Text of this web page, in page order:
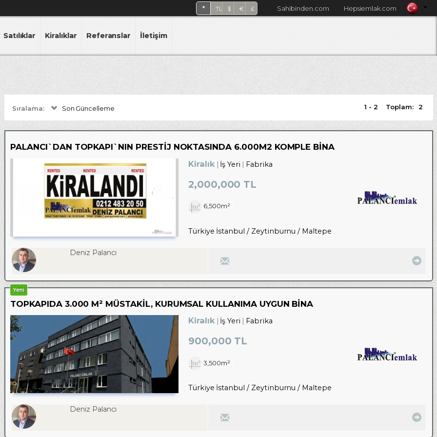
Arsa * TL $ € £ Sahibinden.com Hepsiemlak.com
Satılıklar Kiralıklar Referanslar İletişim
Sıralama: Son Güncelleme 1 - 2 Toplam: 2
PALANCI`DAN TOPKAPI`NIN PRESTİJ NOKTASINDA 6.000M2 KOMPLE BİNA
Kiralık
İş Yeri Fabrika
2,000,000 TL
6,500m²
Türkiye İstanbul / Zeytinburnu / Maltepe
Deniz Palancı
Yeni
TOPKAPIDA 3.000 M² MÜSTAKİL, KURUMSAL KULLANIMA UYGUN BİNA
Kiralık
İş Yeri Fabrika
900,000 TL
3,500m²
Türkiye İstanbul / Zeytinburnu / Maltepe
Deniz Palancı